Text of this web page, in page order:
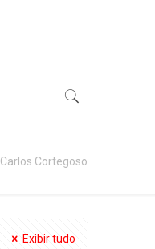
Carlos Cortegoso
Exibir tudo